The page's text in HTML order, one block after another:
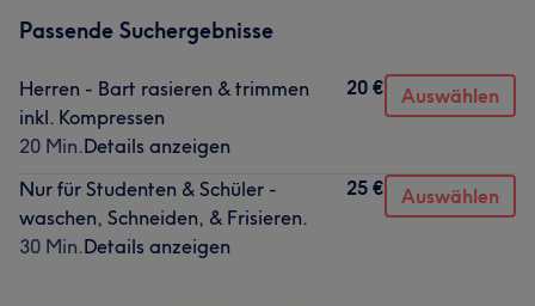
Passende Suchergebnisse
Herren - Bart rasieren & trimmen
inkl. Kompressen
20 Min.Details anzeigen
20 € Auswählen
Nur für Studenten & Schüler -
waschen, Schneiden, & Frisieren.
30 Min.Details anzeigen
25 € Auswählen